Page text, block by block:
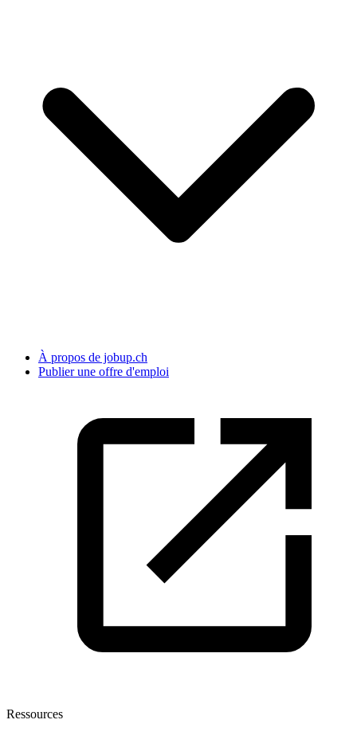
À propos de jobup.ch
Publier une offre d'emploi
Ressources